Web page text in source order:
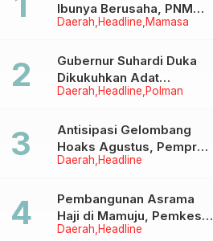
Daerah Headline Mamasa
Ibunya Berusaha, PNM
Juga Menjaga Mimpi
Menggapai Cita-Cita
Daerah Headline Polman
Gubernur Suhardi Duka
Dikukuhkan Adat
Balanipa, Raih Gelar Sulo
Daerah Headline
Antisipasi Gelombang
Hoaks Agustus, Pemprov
Sulbar Ajak Warga Jaga
Daerah Headline
Pembangunan Asrama
Haji di Mamuju, Pemkesra
dan Kementerian Haji